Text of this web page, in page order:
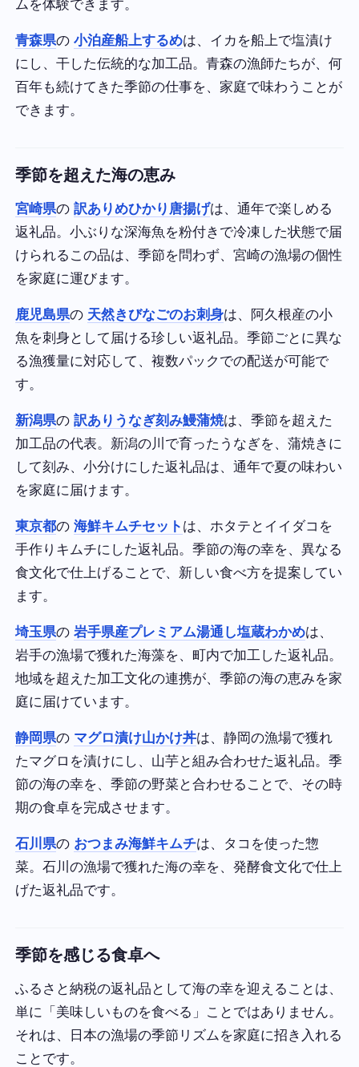
ムを体験できます。
青森県の小泊産船上するめは、イカを船上で塩漬け
にし、干した伝統的な加工品。青森の漁師たちが、何
百年も続けてきた季節の仕事を、家庭で味わうことが
できます。
季節を超えた海の恵み
宮崎県の訳ありめひかり唐揚げは、通年で楽しめる
返礼品。小ぶりな深海魚を粉付きで冷凍した状態で届
けられるこの品は、季節を問わず、宮崎の漁場の個性
を家庭に運びます。
鹿児島県の 天然きびなごのお刺身は、阿久根産の小
魚を刺身として届ける珍しい返礼品。季節ごとに異な
る漁獲量に対応して、複数パックでの配送が可能で
す。
新潟県の訳ありうなぎ刻み鰻蒲焼は、季節を超えた
加工品の代表。新潟の川で育ったうなぎを、蒲焼きに
して刻み、小分けにした返礼品は、通年で夏の味わい
を家庭に届けます。
東京都の海鮮キムチセット は、ホタテとイイダコを
手作りキムチにした返礼品。季節の海の幸を、異なる
食文化で仕上げることで、新しい食べ方を提案してい
ます。
埼玉県の岩手県産プレミアム湯通し塩蔵わかめは、
岩手の漁場で獲れた海藻を、町内で加工した返礼品。
地域を超えた加工文化の連携が、季節の海の恵みを家
庭に届けています。
静岡県の マグロ漬け山かけ丼は、静岡の漁場で獲れ
たマグロを漬けにし、山芋と組み合わせた返礼品。季
節の海の幸を、季節の野菜と合わせることで、その時
期の食卓を完成させます。
石川県の おつまみ海鮮キムチは、タコを使った惣
菜。石川の漁場で獲れた海の幸を、発酵食文化で仕上
げた返礼品です。
季節を感じる食卓へ
ふるさと納税の返礼品として海の幸を迎えることは、
単に「美味しいものを食べる」ことではありません。
それは、日本の漁場の季節リズムを家庭に招き入れる
ことです。